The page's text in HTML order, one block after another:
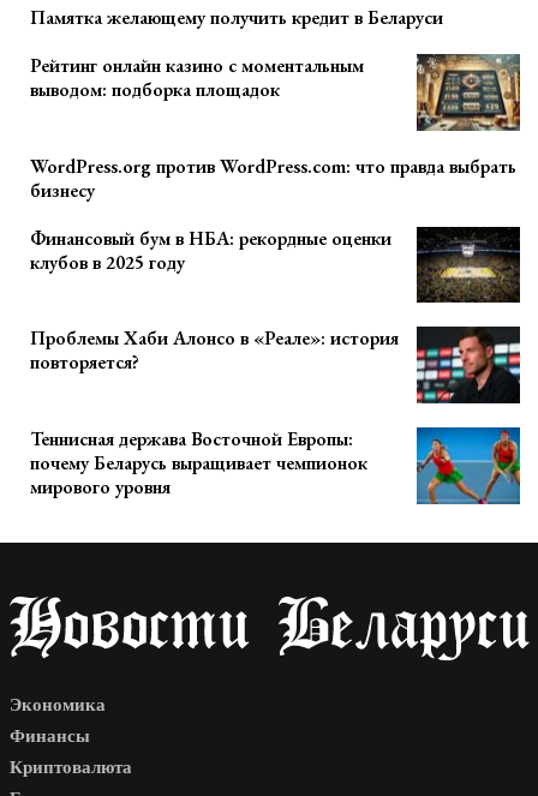
Памятка желающему получить кредит в Беларуси
Рейтинг онлайн казино с моментальным
выводом: подборка площадок
WordPress.org против WordPress.com: что правда выбрать
бизнесу
Финансовый бум в НБА: рекордные оценки
клубов в 2025 году
Проблемы Хаби Алонсо в «Реале»: история
повторяется?
Теннисная держава Восточной Европы:
почему Беларусь выращивает чемпионок
мирового уровня
Экономика
Финансы
Криптовалюта